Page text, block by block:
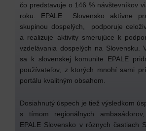
čo predstavuje o 146 % návštevníkov
roku. EPALE Slovensko aktívne
skupinou dospelých, podporuje
a realizuje aktivity smerujúce k
vzdelávania dospelých na Slovensku.
sa k slovenskej komunite EPALE
používateľov, z ktorých mnohí sami
portálu kvalitným obsahom.
Dosiahnutý úspech je tiež výsledkom
s tímom regionálnych
EPALE Slovensko v rôznych častiach